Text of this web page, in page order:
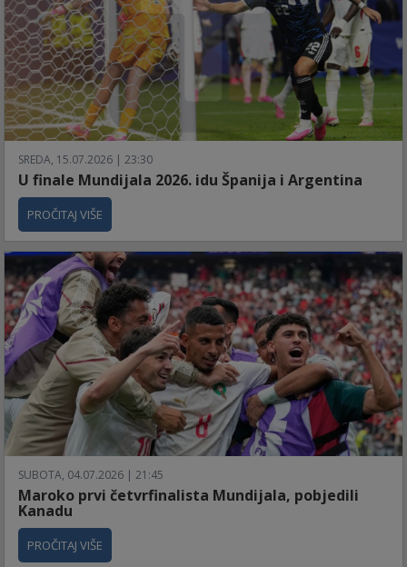
SREDA, 15.07.2026 | 23:30
U finale Mundijala 2026. idu Španija i Argentina
PROČITAJ VIŠE
SUBOTA, 04.07.2026 | 21:45
Maroko prvi četvrfinalista Mundijala, pobjedili
Kanadu
PROČITAJ VIŠE